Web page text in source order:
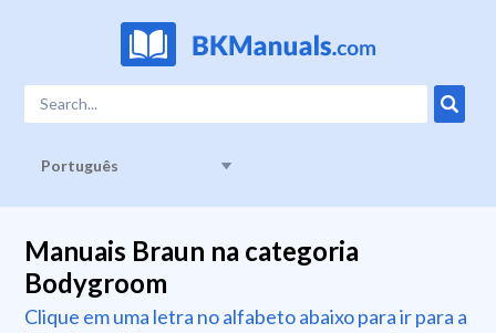
Português
Manuais Braun na categoria
Bodygroom
Clique em uma letra no alfabeto abaixo para ir para a